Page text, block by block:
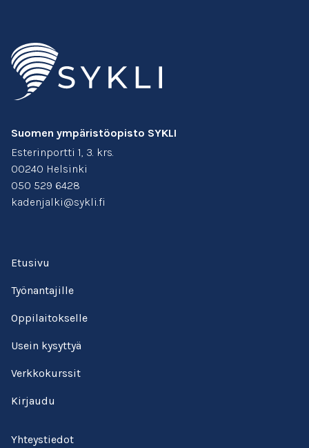
Suomen ympäristöopisto SYKLI
Esterinportti 1, 3. krs.
00240 Helsinki
050 529 6428
kadenjalki@sykli.fi
Etusivu
Työnantajille
Oppilaitokselle
Usein kysyttyä
Verkkokurssit
Kirjaudu
Yhteystiedot